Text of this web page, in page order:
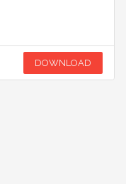
DOWNLOAD